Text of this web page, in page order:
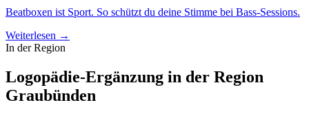
Beatboxen ist Sport. So schützt du deine Stimme bei Bass-Sessions.
Weiterlesen →
In der Region
Logopädie-Ergänzung in der Region
Graubünden